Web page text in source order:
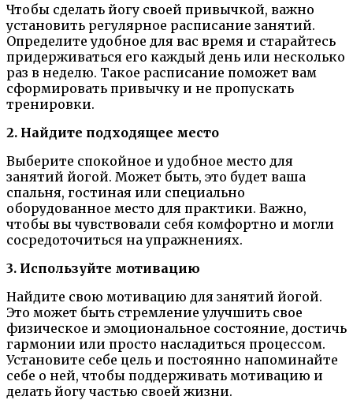
Чтобы сделать йогу своей привычкой, важно
установить регулярное расписание занятий.
Определите удобное для вас время и старайтесь
придерживаться его каждый день или несколько
раз в неделю. Такое расписание поможет вам
сформировать привычку и не пропускать
тренировки.
2. Найдите подходящее место
Выберите спокойное и удобное место для
занятий йогой. Может быть, это будет ваша
спальня, гостиная или специально
оборудованное место для практики. Важно,
чтобы вы чувствовали себя комфортно и могли
сосредоточиться на упражнениях.
3. Используйте мотивацию
Найдите свою мотивацию для занятий йогой.
Это может быть стремление улучшить свое
физическое и эмоциональное состояние, достичь
гармонии или просто насладиться процессом.
Установите себе цель и постоянно напоминайте
себе о ней, чтобы поддерживать мотивацию и
делать йогу частью своей жизни.